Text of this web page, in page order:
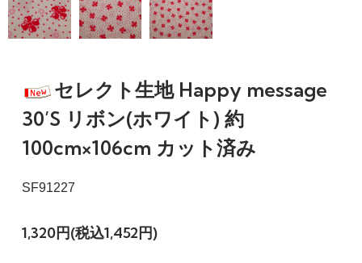
セレクト生地 Happy message
30’S リボン(ホワイト) 約
100cm×106cm カット済み
SF91227
1,320円(税込1,452円)